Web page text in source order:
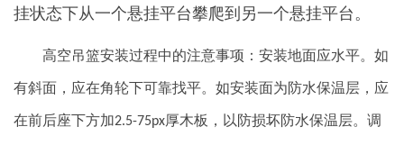
挂状态下从一个悬挂平台攀爬到另一个悬挂平台。
高空吊篮安装过程中的注意事项：安装地面应水平。如
有斜面，应在角轮下可靠找平。如安装面为防水保温层，应
在前后座下方加2.5-75px厚木板，以防损坏防水保温层。调